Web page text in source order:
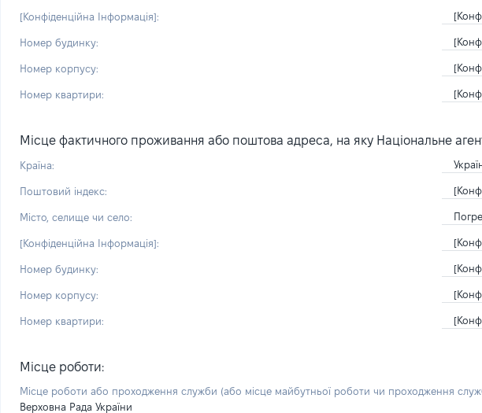
[Конфіденційна Інформація]:
Номер будинку:
Номер корпусу:
Номер квартири:
Місце фактичного проживання або поштова адреса, на яку Національне
Країна:
Поштовий індекс:
Місто, селище чи село:
[Конфіденційна Інформація]:
Номер будинку:
Номер корпусу:
Номер квартири:
Місце роботи:
Місце роботи або проходження служби (або місце майбутньої роботи чи проходження
Верховна Рада України